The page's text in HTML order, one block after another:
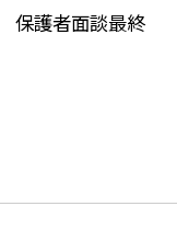
保護者面談最終